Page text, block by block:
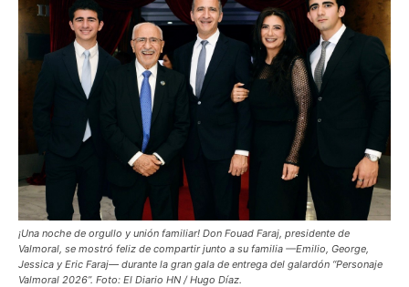
¡Una noche de orgullo y unión familiar! Don Fouad Faraj, presidente de
Valmoral, se mostró feliz de compartir junto a su familia —Emilio, George,
Jessica y Eric Faraj— durante la gran gala de entrega del galardón “Personaje
Valmoral 2026”. Foto: El Diario HN / Hugo Díaz.